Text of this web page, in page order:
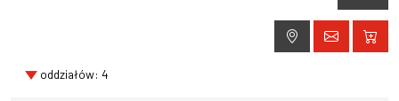
oddziałów: 4